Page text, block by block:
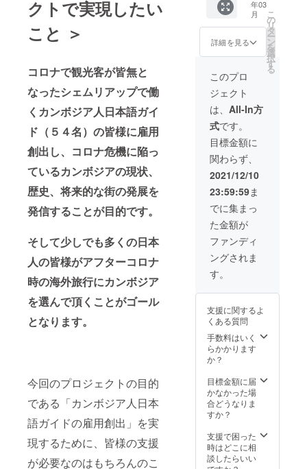
クトで実現したい
こと ＞
コロナで観光客が皆無と
なったシェムリアップで働
くカンボジア人日本語ガイ
ド（５４名）の皆様に雇用
創出し、コロナ危機に陥っ
ているカンボジアの現状、
歴史、将来的な街の発展を
発信することが目的です。
そして少しでも多くの日本
人の皆様がアフターコロナ
時の海外旅行にカンボジア
を選んで頂くことがゴール
となります。
今回のプロジェクトの目的
である「カンボジア人日本
語ガイドの雇用創出」を実
現するために、皆様の支援
が必要なのはもちろんのこ
航費、
その他
滞在費
に関し
ては支
ご自身
での負
担とな
ります
のでご
了承く
ださ
い。
ルさん:
国家公
認ガイ
ド）
（限定:
詳細は
ツアー
日程を
ご覧く
ださ
い。
年03
月
詳細を見る
こ
の
リ
タ
ー
ン
を
選
択
す
る
このプロ
ジェクト
は、 All-In方
式です。
目標金額に
関わらず、
2021/12/10
23:59:59ま
でに集まっ
た金額が
ファンディ
ングされま
す。
支援に関するよ
くある質問
手数料はいく
らかかります
か？
目標金額に届
かなかった場
合どうなりま
すか？
支援で困った
時はどこに相
談したらいい